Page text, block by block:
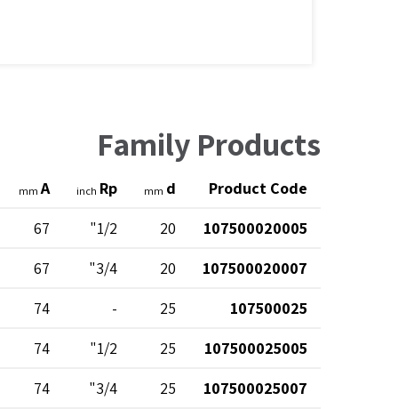
Family Products
Product Code
d
mm
Rp
inch
A
mm
107500020005
20
1/2"
67
107500020007
20
3/4"
67
107500025
25
-
74
107500025005
25
1/2"
74
107500025007
25
3/4"
74